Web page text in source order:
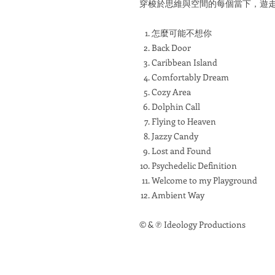
穿梭於思維與空間的每個當下，遊
怎麼可能不想你
Back Door
Caribbean Island
Comfortably Dream
Cozy Area
Dolphin Call
Flying to Heaven
Jazzy Candy
Lost and Found
Psychedelic Definition
Welcome to my Playground
Ambient Way
© & ℗ Ideology Productions